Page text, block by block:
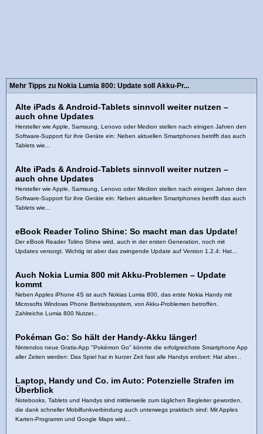
Mehr Tipps zu Nokia Lumia 800: Update soll Akku-Pr...
Alte iPads & Android‑Tablets sinnvoll weiter nutzen –
auch ohne Updates
Hersteller wie Apple, Samsung, Lenovo oder Medion stellen nach einigen Jahren den
Software‑Support für ihre Geräte ein: Neben aktuellen Smartphones betrifft das auch
Tablets wie...
Alte iPads & Android‑Tablets sinnvoll weiter nutzen –
auch ohne Updates
Hersteller wie Apple, Samsung, Lenovo oder Medion stellen nach einigen Jahren den
Software‑Support für ihre Geräte ein: Neben aktuellen Smartphones betrifft das auch
Tablets wie...
eBook Reader Tolino Shine: So macht man das Update!
Der eBook Reader Tolino Shine wird, auch in der ersten Generation, noch mit
Updates versorgt. Wichtig ist aber das zwingende Update auf Version 1.2.4: Hat...
Auch Nokia Lumia 800 mit Akku-Problemen – Update
kommt
Neben Apples iPhone 4S ist auch Nokias Lumia 800, das erste Nokia Handy mit
Microsofts Windows Phone Betriebssystem, von Akku-Problemen betroffen.
Zahlreiche Lumia 800 Nutzer...
Pokéman Go: So hält der Handy-Akku länger!
Nintendos neue Gratis-App "Pokémon Go" könnte die erfolgreichste Smartphone App
aller Zeiten werden: Das Spiel hat in kurzer Zeit fast alle Handys erobert: Hat aber...
Laptop, Handy und Co. im Auto: Potenzielle Strafen im
Überblick
Notebooks, Tablets und Handys sind mittlerweile zum täglichen Begleiter geworden,
die dank schneller Mobilfunkverbindung auch unterwegs praktisch sind: Mit Apples
Karten-Programm und Google Maps wird...